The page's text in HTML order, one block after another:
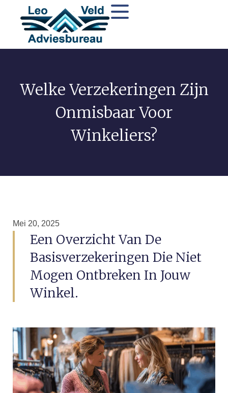
Welke Verzekeringen Zijn
Onmisbaar Voor
Winkeliers?
Mei 20, 2025
Een Overzicht Van De
Basisverzekeringen Die Niet
Mogen Ontbreken In Jouw
Winkel.